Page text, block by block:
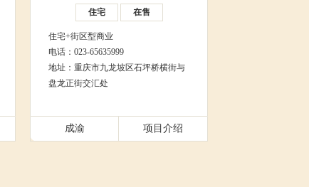
住宅 在售
住宅+街区型商业
电话：023-65635999
地址：重庆市九龙坡区石坪桥横街与
盘龙正街交汇处
成渝 项目介绍